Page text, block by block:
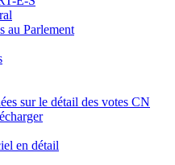
au Parlement
sur le détail des votes CN
en détail